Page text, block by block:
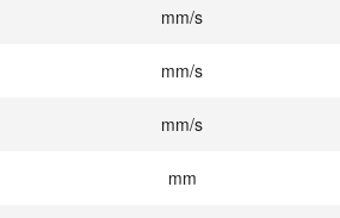
mm/s
mm/s
mm/s
mm